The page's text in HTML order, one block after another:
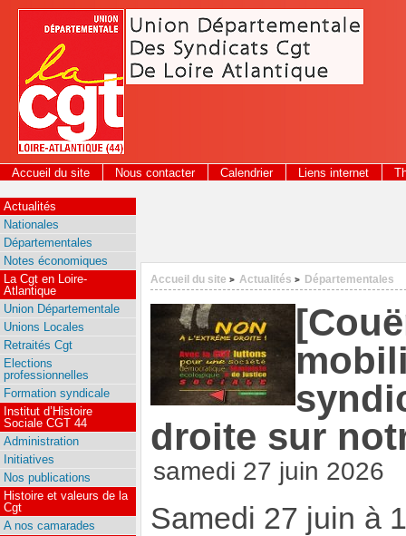
Panneau de gestion des cookies
Accueil du site Nous contacter Calendrier Liens internet
2026
Accueil du site > Actualités > Départementales
droite sur
samedi 27 juin 2026
Samedi 27 juin à
Actualités
Nationales
Départementales
Notes économiques
La Cgt en Loire-
Atlantique
Union Départementale
Unions Locales
Retraités Cgt
Elections
professionnelles
Formation syndicale
Institut d’Histoire
Sociale CGT 44
Administration
Initiatives
Nos publications
Histoire et valeurs de la
Cgt
A nos camarades